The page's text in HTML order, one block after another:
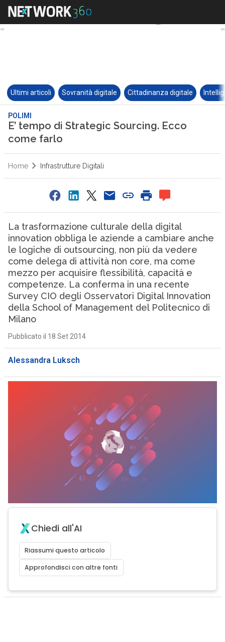
Ultimi articoli Sovranità digitale Cittadinanza digitale
POLIMI
E’ tempo di Strategic Sourcing. Ecco
come farlo
Home Infrastrutture Digitali
La trasformazione culturale della digital
innovation obbliga le aziende a cambiare anche
le logiche di outsourcing, non più da vedere
come delega di attività non core, ma come
mezzo per acquisire flessibilità, capacità e
competenze. La conferma in una recente
Survey CIO degli Osservatori Digital Innovation
della School of Management del Politecnico di
Milano
Pubblicato il 18 Set 2014
Alessandra Luksch
Chiedi all'AI
Riassumi questo articolo
Approfondisci con altre fonti